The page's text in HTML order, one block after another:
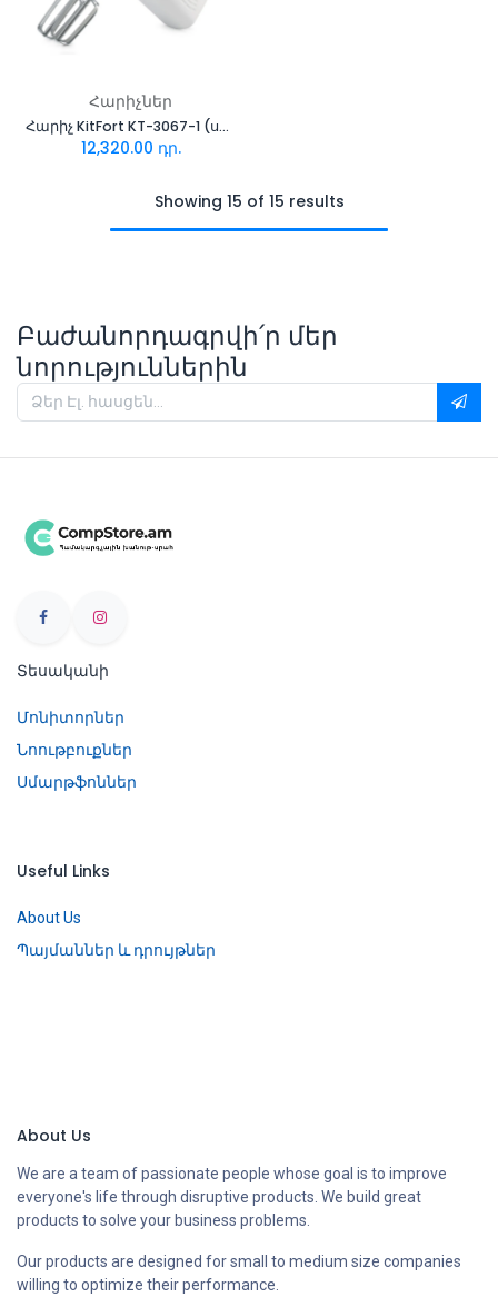
Հարիչներ
Հարիչ KitFort KT-3067-1 (սպիտակ-մանուշակագույն)
12,320.00 դր.
Showing 15 of 15 results
Բաժանորդագրվի՛ր մեր
նորություններին
Տեսականի
Մոնիտորներ
Նոութբուքներ
Սմարթֆոններ
Useful Links
About Us
Պայմաններ և դրույթներ
About Us
We are a team of passionate people whose goal is to improve
everyone's life through disruptive products. We build great
products to solve your business problems.
Our products are designed for small to medium size companies
willing to optimize their performance.